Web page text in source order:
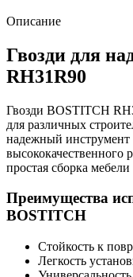
Описание
Гвозди для
RH31R90
Гвозди BOSTITCH
для различных
надежный инструмент
высококачественного
простая сборка
Преимущества
BOSTITCH
Стойкость к
Легкость